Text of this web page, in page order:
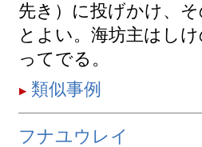
先き）に投げかけ、
とよい。海坊主はし
ってでる。
類似事例
フナユウレイ